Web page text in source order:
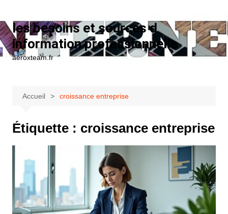
les besoins et sources d
information professionnelle
aeroxteam.fr
Accueil croissance entreprise
Étiquette : croissance entreprise